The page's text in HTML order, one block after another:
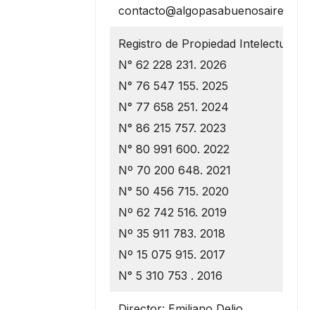
contacto@algopasabuenosaires.com.ar
Registro de Propiedad Intelectual
N° 62 228 231. 2026
N° 76 547 155. 2025
N° 77 658 251. 2024
N° 86 215 757. 2023
N° 80 991 600. 2022
Nº 70 200 648. 2021
N° 50 456 715. 2020
Nº 62 742 516. 2019
Nº 35 911 783. 2018
Nº 15 075 915. 2017
N° 5 310 753 . 2016